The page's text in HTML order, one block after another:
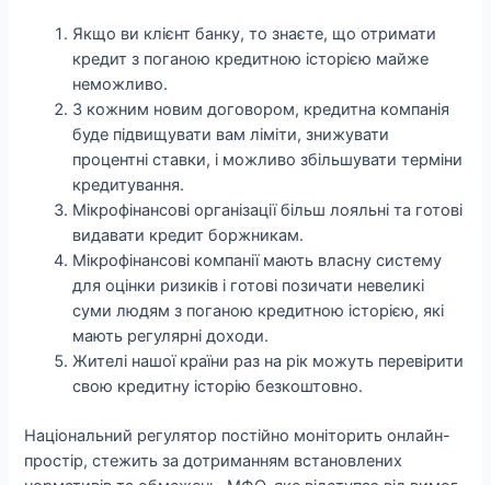
Якщо ви клієнт банку, то знаєте, що отримати
кредит з поганою кредитною історією майже
неможливо.
З кожним новим договором, кредитна компанія
буде підвищувати вам ліміти, знижувати
процентні ставки, і можливо збільшувати терміни
кредитування.
Мікрофінансові організації більш лояльні та готові
видавати кредит боржникам.
Мікрофінансові компанії мають власну систему
для оцінки ризиків і готові позичати невеликі
суми людям з поганою кредитною історією, які
мають регулярні доходи.
Жителі нашої країни раз на рік можуть перевірити
свою кредитну історію безкоштовно.
Національний регулятор постійно моніторить онлайн-
простір, стежить за дотриманням встановлених